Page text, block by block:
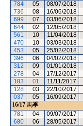
784
05 08/07/2018
736
08 16/06/2018
699
07 03/06/2018
644
02 12/05/2018
561
10 11/04/2018
470
10 03/03/2018
453
05 25/02/2018
396
06 04/02/2018
312
09 01/01/2018
278
04 17/12/2017
183
01 11/11/2017
128
03 22/10/2017
037
05 16/09/2017
16/17 馬季
781
04 09/07/2017
680
06 28/05/2017